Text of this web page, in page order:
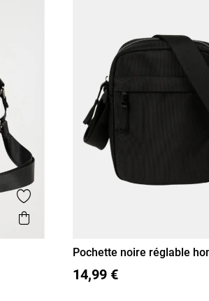
Ajouter aux favoris
Aperçu rapide
T U
Pochette noire réglable
14,99 €